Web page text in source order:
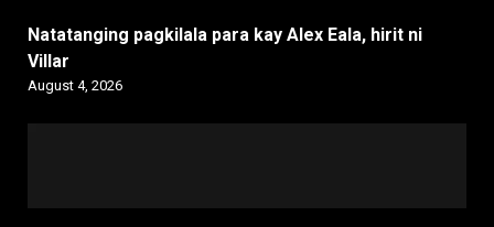
Natatanging pagkilala para kay Alex Eala, hirit ni
Villar
August 4, 2026